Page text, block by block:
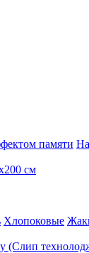
памяти
см
Хлопоковые
(Слип